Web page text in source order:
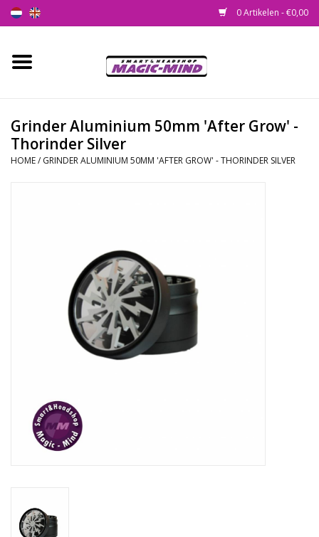
0 Artikelen - €0,00
Home
Smartshop
Rituals & Wierook
Grinder Aluminium 50mm 'After Grow' -
Thorinder Silver
HOME/ GRINDER ALUMINIUM 50MM 'AFTER GROW' - THORINDER SILVER